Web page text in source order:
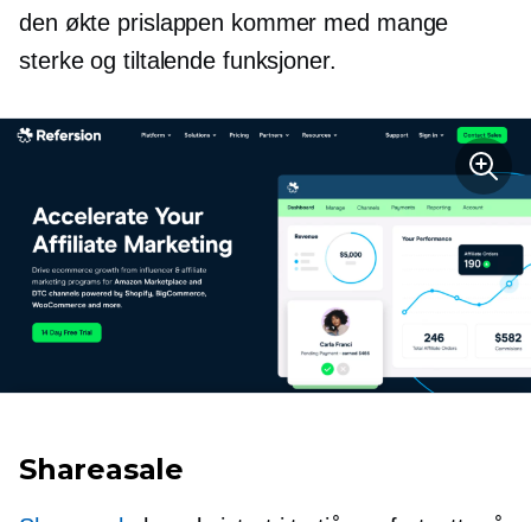
den økte prislappen kommer med mange
sterke og tiltalende funksjoner.
Shareasale